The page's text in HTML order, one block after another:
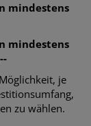
mindestens
mindestens
je
zu wählen.